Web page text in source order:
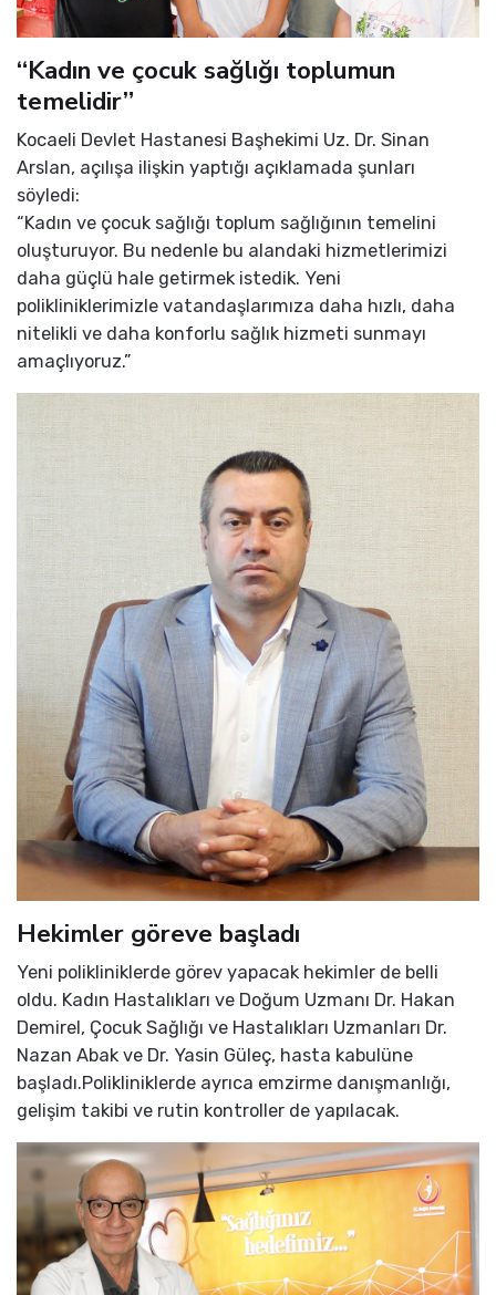
“Kadın ve çocuk sağlığı toplumun
temelidir”
Kocaeli Devlet Hastanesi Başhekimi Uz. Dr. Sinan
Arslan, açılışa ilişkin yaptığı açıklamada şunları
söyledi:
“Kadın ve çocuk sağlığı toplum sağlığının temelini
oluşturuyor. Bu nedenle bu alandaki hizmetlerimizi
daha güçlü hale getirmek istedik. Yeni
polikliniklerimizle vatandaşlarımıza daha hızlı, daha
nitelikli ve daha konforlu sağlık hizmeti sunmayı
amaçlıyoruz.”
Hekimler göreve başladı
Yeni polikliniklerde görev yapacak hekimler de belli
oldu. Kadın Hastalıkları ve Doğum Uzmanı Dr. Hakan
Demirel, Çocuk Sağlığı ve Hastalıkları Uzmanları Dr.
Nazan Abak ve Dr. Yasin Güleç, hasta kabulüne
başladı.Polikliniklerde ayrıca emzirme danışmanlığı,
gelişim takibi ve rutin kontroller de yapılacak.